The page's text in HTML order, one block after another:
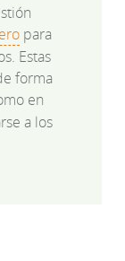
para
Estas
forma
en
a los